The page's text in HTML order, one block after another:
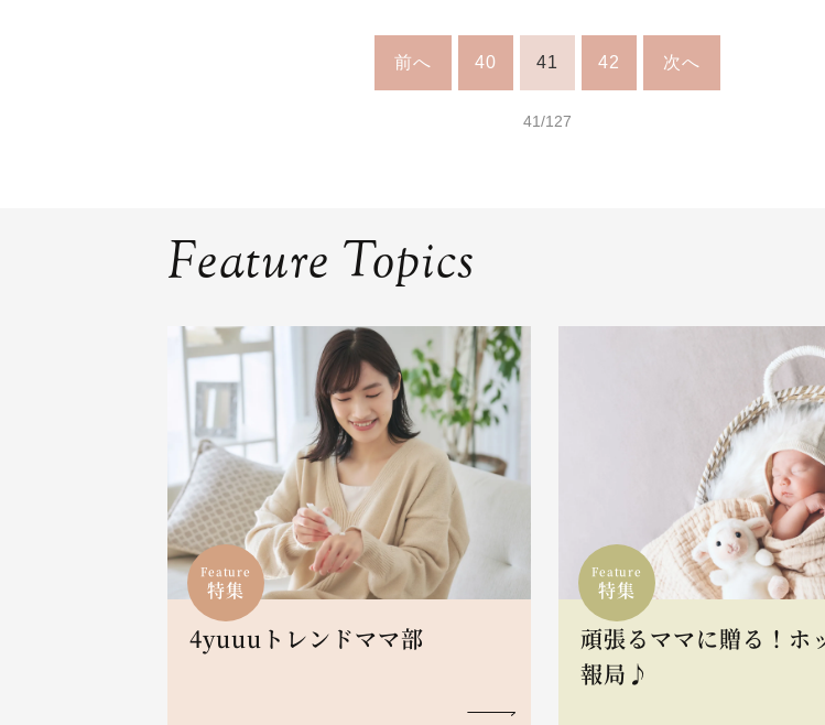
前へ 40 41 42 次へ
41/127
Feature Topics
Feature
特集
4yuuuトレンドママ部
Feature
特集
頑張るママに贈る！ホ
報局♪